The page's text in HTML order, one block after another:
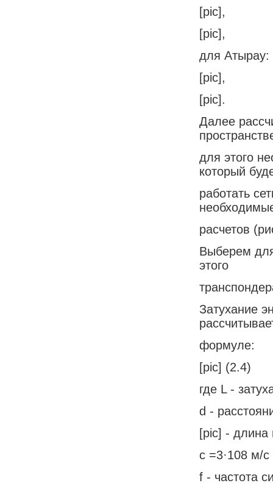
[pic],
[pic],
для Атырау:
[pic],
[pic].
Далее
для этого
который
работать
расчетов
Выберем
этого
Затухание
формуле:
[pic] (2.4)
где L -
d -
[pic] -
с =3·108 м/с
f - частота